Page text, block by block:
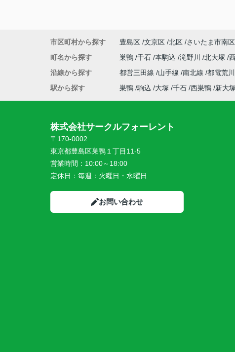
市区町村から探す 豊島区 文京区 北区 さいたま市南区
町名から探す
巣鴨 千石 本駒込 滝野川 北大塚
沿線から探す
都営三田線 山手線 南北線 都電荒
駅から探す
巣鴨 駒込 大塚 千石 西巣鴨 新大塚
株式会社サークルフォーレント
〒170-0002
東京都豊島区巣鴨１丁目11-5
営業時間： 10:00～18:00
定休日： 毎週：火曜日・水曜日
お問い合わせ